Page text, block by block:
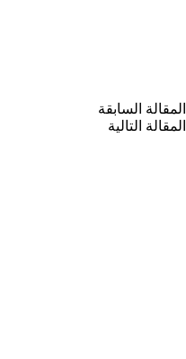
المقالة السابقة
المقالة التالية